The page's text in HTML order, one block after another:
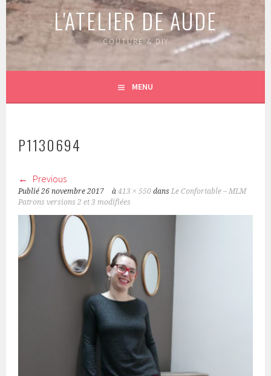
L'ATELIER DE AUDE
COUTURE & DIY
MENU
P1130694
Previous
Publié26 novembre 2017 à413 × 550 dans Le Confortable – MLM
Patrons versions 2 et 3 modifiées